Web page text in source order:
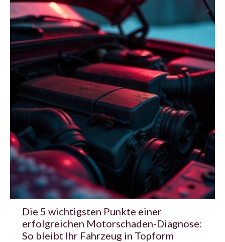
Die 5 wichtigsten Punkte einer
erfolgreichen Motorschaden-Diagnose:
So bleibt Ihr Fahrzeug in Topform